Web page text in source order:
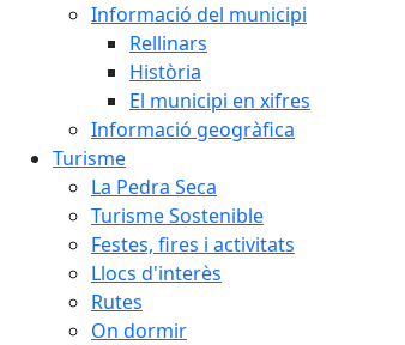
Informació del municipi
Rellinars
Història
El municipi en xifres
Informació geogràfica
Turisme
La Pedra Seca
Turisme Sostenible
Festes, fires i activitats
Llocs d'interès
Rutes
On dormir